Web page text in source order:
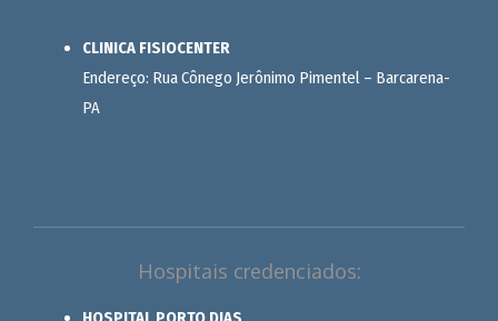
CLINICA FISIOCENTER
Endereço: Rua Cônego Jerônimo Pimentel – Barcarena-
PA
Hospitais credenciados: